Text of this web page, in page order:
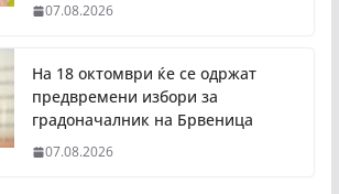
07.08.2026
На 18 октомври ќе се одржат
предвремени избори за
градоначалник на Брвеница
07.08.2026